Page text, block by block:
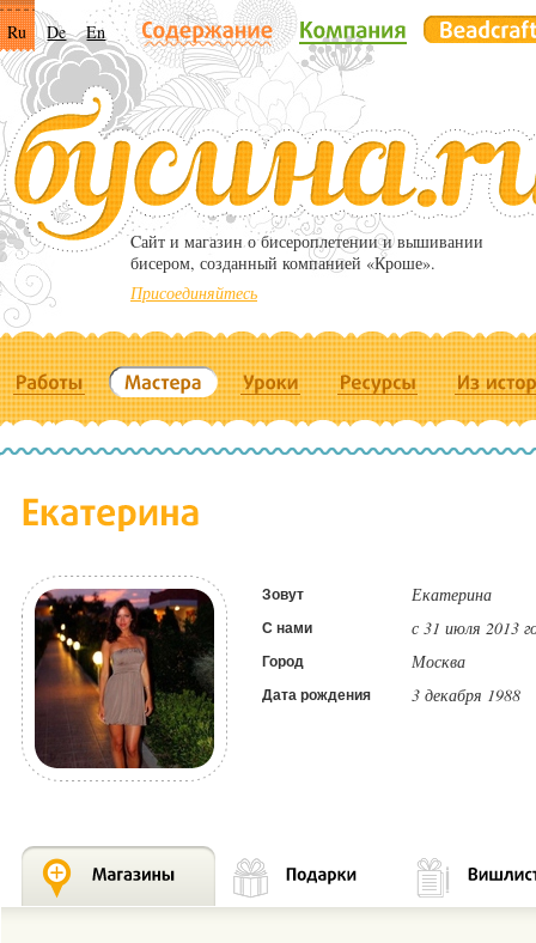
Ru De En
Cайт и магазин о бисероплетении и вышивании
бисером, созданный компанией «Кроше».
Присоединяйтесь
Зовут Екатерина
С нами с 31 июля 2013
Город Москва
Дата рождения 3 декабря 1988